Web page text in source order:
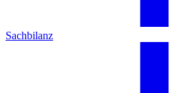
Sachbilanz